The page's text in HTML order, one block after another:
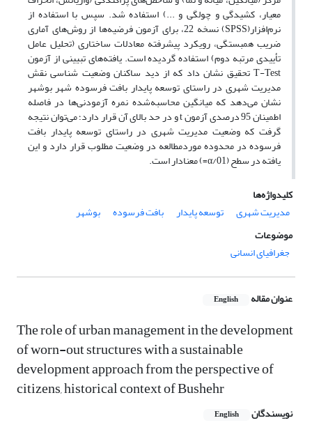
معیار، کشیدگی و چولگی و ...) استفاده شد. سپس با استفاده از
نرم‌افزار(SPSS) نسخه 22، برای آزمون فرضیه‌ها از روش‌های آماری
ضریب همبستگی، رویکرد پیشرفته معادلات ساختاری (تحلیل عامل
تأییدی مرتبه دوم) استفاده گردیده است. یافته‌های تبیینی از آزمون
T-Test تحقیق نشان داد که از دید ساکنان وضعیت شناسی نقش
مدیریت شهری در راستای توسعه پایدار بافت فرسوده شهر بوشهر
نشان می‌دهد که میانگین محاسبه‌شده نمره آزمودنی‌ها در فاصله
اطمینان 95 درصدی آزمون t و در حد بالای آن قرار دارد؛ می‌توان نتیجه
گرفت که وضعیت مدیریت شهری در راستای توسعه پایدار بافت
فرسوده در محدوده موردمطالعه در وضعیت مطلوب قرار دارد و این
یافته در سطح (01/α=) معنادار است.
کلیدواژه‌ها
مدیریت شهری
توسعه پایدار بافت فرسوده
بوشهر
موضوعات
جغرافیای انسانی
عنوان مقاله English
The role of urban management in the development
of worn-out structures with a sustainable
development approach from the perspective of
citizens, historical context of Bushehr
نویسندگان English